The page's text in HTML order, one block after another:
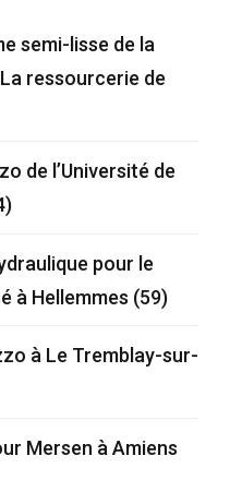
semi-lisse de la
ressourcerie de
de l’Université de
pour le
à Hellemmes (59)
à Le Tremblay-sur-
Mersen à Amiens